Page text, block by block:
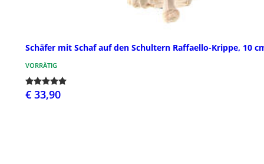
Schäfer mit Schaf auf den Schultern Raffaello-Krippe, 10
VORRÄTIG
€ 33,90